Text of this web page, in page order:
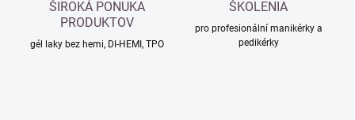
ŠIROKÁ PONUKA
PRODUKTOV
gél laky bez hemi, DI-HEMI, TPO
ŠKOLENIA
pro profesionální manikérky a
pedikérky